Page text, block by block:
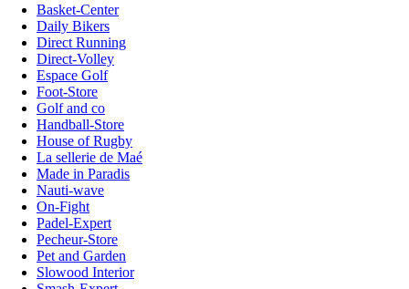
Basket-Center
Daily Bikers
Direct Running
Direct-Volley
Espace Golf
Foot-Store
Golf and co
Handball-Store
House of Rugby
La sellerie de Maé
Made in Paradis
Nauti-wave
On-Fight
Padel-Expert
Pecheur-Store
Pet and Garden
Slowood Interior